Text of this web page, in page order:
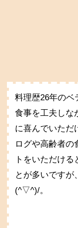
料理歴26年のベ
食事を工夫しな
に喜んでいただ
ログや高齢者の
トをいただけ
とが多いですが
(^▽^)/。